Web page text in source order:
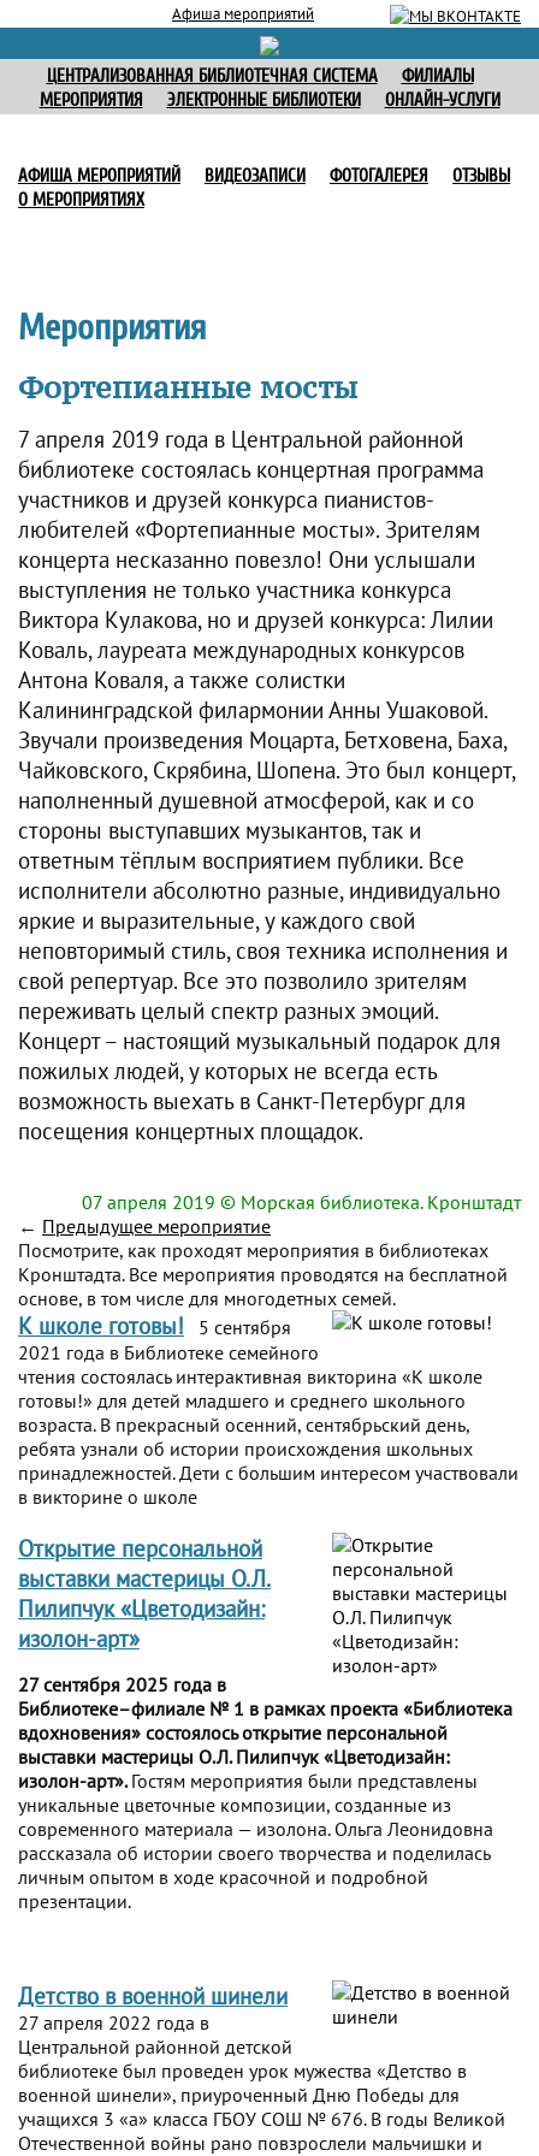
Афиша мероприятий
ЦЕНТРАЛИЗОВАННАЯ БИБЛИОТЕЧНАЯ СИСТЕМА
ФИЛИАЛЫ
МЕРОПРИЯТИЯ
ЭЛЕКТРОННЫЕ БИБЛИОТЕКИ ОНЛАЙН-УСЛУГИ
АФИША МЕРОПРИЯТИЙ ВИДЕОЗАПИСИ ФОТОГАЛЕРЕЯ
ОТЗЫВЫ
О МЕРОПРИЯТИЯХ
Мероприятия
Фортепианные мосты
7 апреля 2019 года в Центральной районной
библиотеке состоялась концертная программа
участников и друзей конкурса пианистов-
любителей «Фортепианные мосты». Зрителям
концерта несказанно повезло! Они услышали
выступления не только участника конкурса
Виктора Кулакова, но и друзей конкурса: Лилии
Коваль, лауреата международных конкурсов
Антона Коваля, а также солистки
Калининградской филармонии Анны Ушаковой.
Звучали произведения Моцарта, Бетховена, Баха,
Чайковского, Скрябина, Шопена. Это был концерт,
наполненный душевной атмосферой, как и со
стороны выступавших музыкантов, так и
ответным тёплым восприятием публики. Все
исполнители абсолютно разные, индивидуально
яркие и выразительные, у каждого свой
неповторимый стиль, своя техника исполнения и
свой репертуар. Все это позволило зрителям
переживать целый спектр разных эмоций.
Концерт – настоящий музыкальный подарок для
пожилых людей, у которых не всегда есть
возможность выехать в Санкт-Петербург для
посещения концертных площадок.
07 апреля 2019 © Морская библиотека. Кронштадт
← Предыдущее мероприятие
Посмотрите, как проходят мероприятия в библиотеках
Кронштадта. Все мероприятия проводятся на бесплатной
основе, в том числе для многодетных семей.
К школе готовы!
5 сентября
2021 года в Библиотеке семейного
чтения состоялась интерактивная викторина «К школе
готовы!» для детей младшего и среднего школьного
возраста. В прекрасный осенний, сентябрьский день,
ребята узнали об истории происхождения школьных
принадлежностей. Дети с большим интересом участвовали
в викторине о школе
Открытие персональной
выставки мастерицы О.Л.
Пилипчук «Цветодизайн:
изолон-арт»
27 сентября 2025 года в
Библиотеке–филиале № 1 в рамках проекта «Библиотека
вдохновения» состоялось открытие персональной
выставки мастерицы О.Л. Пилипчук «Цветодизайн:
изолон-арт».Гостям мероприятия были представлены
уникальные цветочные композиции, созданные из
современного материала — изолона. Ольга Леонидовна
рассказала об истории своего творчества и поделилась
личным опытом в ходе красочной и подробной
презентации.
Детство в военной шинели
27 апреля 2022 года в
Центральной районной детской
библиотеке был проведен урок мужества «Детство в
военной шинели», приуроченный Дню Победы для
учащихся 3 «а» класса ГБОУ СОШ № 676. В годы Великой
Отечественной войны рано повзрослели мальчишки и